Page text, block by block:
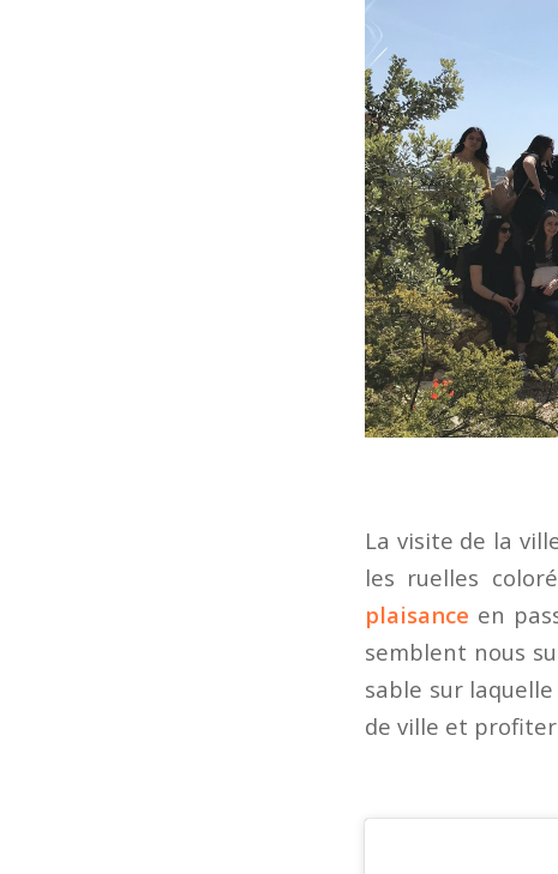
La visite de la
les ruelles
plaisance en
semblent nous
sable sur
de ville et